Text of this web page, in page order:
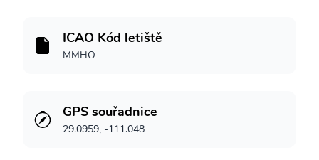
ICAO Kód letiště
MMHO
GPS souřadnice
29.0959, -111.048